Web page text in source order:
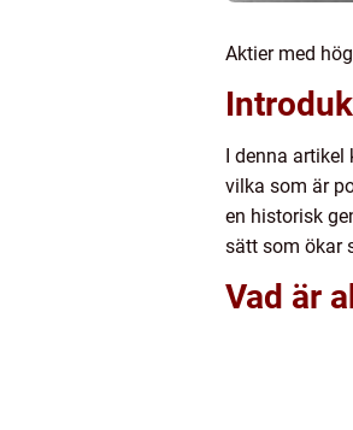
Aktier med
I denna
vilka som är
en historisk
sätt som ökar
Vad är